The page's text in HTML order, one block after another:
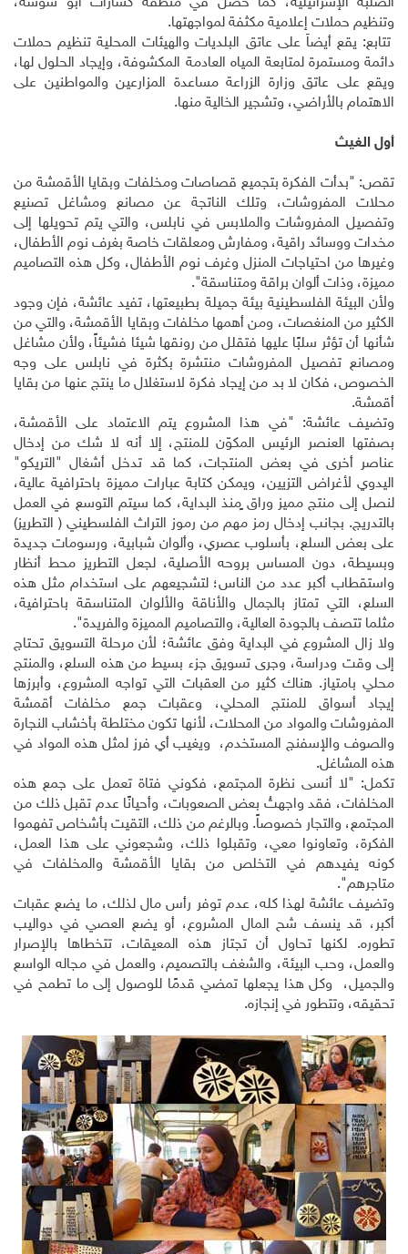
وتنظيم حملات إعلامية مكثفة لمواجهتها.
تتابع: يقع أيضاً على عاتق البلديات والهيئات المحلية تنظيم حملات
دائمة ومستمرة لمتابعة المياه العادمة المكشوفة، وإيجاد الحلول لها،
ويقع على عاتق وزارة الزراعة مساعدة المزارعين والمواطنين على
الاهتمام بالأراضي، وتشجير الخالية منها.
أول الغيث
تقص: "بدأت الفكرة بتجميع قصاصات ومخلفات وبقايا الأقمشة من
محلات المفروشات، وتلك الناتجة عن مصانع ومشاغل تصنيع
وتفصيل المفروشات والملابس في نابلس، والتي يتم تحويلها إلى
مخدات ووسائد راقية، ومفارش ومعلقات خاصة بغرف نوم الأطفال،
وغيرها من احتياجات المنزل وغرف نوم الأطفال، وكل هذه التصاميم
مميزة، وذات ألوان براقة ومتناسقة".
ولأن البيئة الفلسطينية بيئة جميلة بطبيعتها، تفيد عائشة، فإن وجود
الكثير من المنغصات، ومن أهمها مخلفات وبقايا الأقمشة، والتي من
شأنها أن تؤثر سلبًا عليها فتقلل من رونقها شيئا فشيئاً، ولأن مشاغل
ومصانع تفصيل المفروشات منتشرة بكثرة في نابلس على وجه
الخصوص، فكان لا بد من إيجاد فكرة لاستغلال ما ينتج عنها من بقايا
أقمشة.
وتضيف عائشة: "في هذا المشروع يتم الاعتماد على الأقمشة،
بصفتها العنصر الرئيس المكوّن للمنتج، إلا أنه لا شك من إدخال
عناصر أخرى في بعض المنتجات، كما قد تدخل أشغال "التريكو"
اليدوي لأغراض التزيين، ويمكن كتابة عبارات مميزة باحترافية عالية،
لنصل إلى منتج مميز وراق ٍمنذ البداية، كما سيتم التوسع في العمل
بالتدريج. بجانب إدخال رمز مهم من رموز التراث الفلسطيني ( التطريز)
على بعض السلع، بأسلوب عصري، وألوان شبابية، ورسومات جديدة
وبسيطة، دون المساس بروحه الأصلية، لجعل التطريز محط أنظار
واستقطاب أكبر عدد من الناس؛ لتشجيعهم على استخدام مثل هذه
السلع، التي تمتاز بالجمال والأناقة والألوان المتناسقة باحترافية،
مثلما تتصف بالجودة العالية، والتصاميم المميزة والفريدة".
ولا زال المشروع في البداية وفق عائشة؛ لأن مرحلة التسويق تحتاج
إلى وقت ودراسة، وجرى تسويق جزء بسيط من هذه السلع، والمنتج
محلي بامتياز. هناك كثير من العقبات التي تواجه المشروع، وأبرزها
إيجاد أسواق للمنتج المحلي، وعقبات جمع مخلفات أقمشة
المفروشات والمواد من المحلات، لأنها تكون مختلطة بأخشاب النجارة
والصوف والإسفنج المستخدم، ويغيب أي فرز لمثل هذه المواد في
هذه المشاغل.
تكمل: "لا أنسى نظرة المجتمع، فكوني فتاة تعمل على جمع هذه
المخلفات، فقد واجهتُ بعض الصعوبات، وأحيانًا عدم تقبل ذلك من
المجتمع، والتجار خصوصاً. وبالرغم من ذلك، التقيت بأشخاص تفهموا
الفكرة، وتعاونوا معي، وتقبلوا ذلك، وشجعوني على هذا العمل،
كونه يفيدهم في التخلص من بقايا الأقمشة والمخلفات في
متاجرهم".
وتضيف عائشة لهذا كله، عدم توفر رأس مال لذلك، ما يضع عقبات
أكبر، قد ينسف شح المال المشروع، أو يضع العصي في دواليب
تطوره. لكنها تحاول أن تجتاز هذه المعيقات، تتخطاها بالإصرار
والعمل، وحب البيئة، والشغف بالتصميم، والعمل في مجاله الواسع
والجميل، وكل هذا يجعلها تمضي قدمًا للوصول إلى ما تطمح في
تحقيقه، وتتطور في إنجازه.